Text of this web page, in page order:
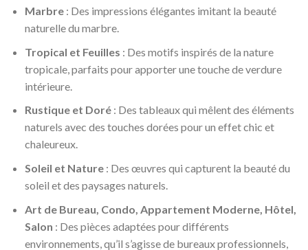
Marbre: Des impressions élégantes imitant la beauté
naturelle du marbre.
Tropical et Feuilles : Des motifs inspirés de la nature
tropicale, parfaits pour apporter une touche de verdure
intérieure.
Rustique et Doré: Des tableaux qui mêlent des éléments
naturels avec des touches dorées pour un effet chic et
chaleureux.
Soleil et Nature: Des œuvres qui capturent la beauté du
soleil et des paysages naturels.
Art de Bureau, Condo, Appartement Moderne, Hôtel,
Salon : Des pièces adaptées pour différents
environnements, qu’il s’agisse de bureaux professionnels,